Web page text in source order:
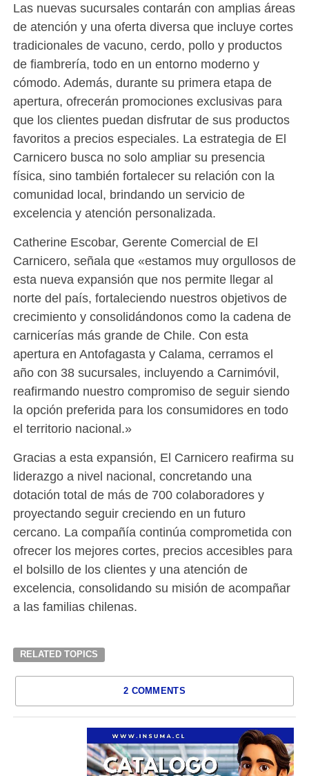
Las nuevas sucursales contarán con amplias áreas
de atención y una oferta diversa que incluye cortes
tradicionales de vacuno, cerdo, pollo y productos
de fiambrería, todo en un entorno moderno y
cómodo. Además, durante su primera etapa de
apertura, ofrecerán promociones exclusivas para
que los clientes puedan disfrutar de sus productos
favoritos a precios especiales. La estrategia de El
Carnicero busca no solo ampliar su presencia
física, sino también fortalecer su relación con la
comunidad local, brindando un servicio de
excelencia y atención personalizada.
Catherine Escobar, Gerente Comercial de El
Carnicero, señala que «estamos muy orgullosos de
esta nueva expansión que nos permite llegar al
norte del país, fortaleciendo nuestros objetivos de
crecimiento y consolidándonos como la cadena de
carnicerías más grande de Chile. Con esta
apertura en Antofagasta y Calama, cerramos el
año con 38 sucursales, incluyendo a Carnimóvil,
reafirmando nuestro compromiso de seguir siendo
la opción preferida para los consumidores en todo
el territorio nacional.»
Gracias a esta expansión, El Carnicero reafirma su
liderazgo a nivel nacional, concretando una
dotación total de más de 700 colaboradores y
proyectando seguir creciendo en un futuro
cercano. La compañía continúa comprometida con
ofrecer los mejores cortes, precios accesibles para
el bolsillo de los clientes y una atención de
excelencia, consolidando su misión de acompañar
a las familias chilenas.
RELATED TOPICS
2 COMMENTS